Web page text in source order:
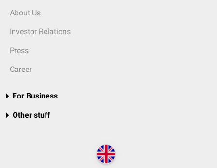
About Us
Investor Relations
Press
Career
For Business
Other stuff